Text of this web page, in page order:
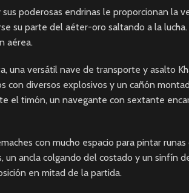
poderosas endrinas le proporcionan la
su parte del aéter-oro saltando a la
aérea.
versátil nave de transporte y asalto
con diversos explosivos y un cañón
el timón, un navegante con sextante
con mucho espacio para pintar
ancla colgando del costado y un sinfín
en mitad de la partida.